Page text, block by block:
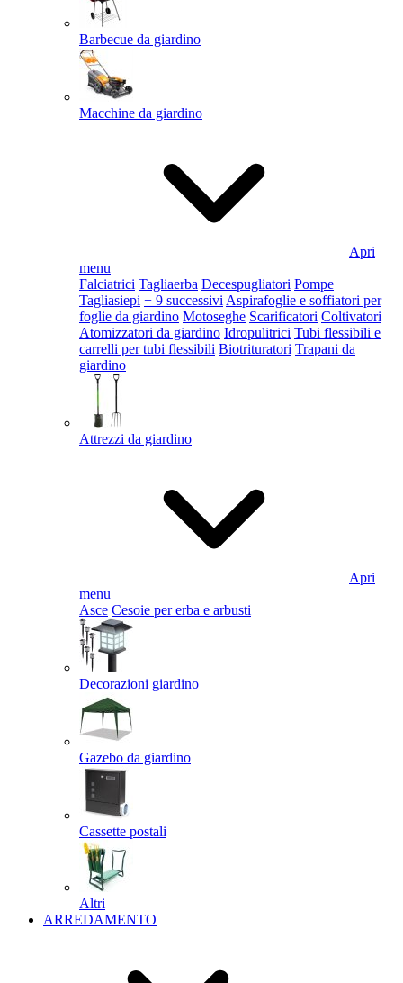
Barbecue da giardino
Macchine da giardino
Apri
menu
Falciatrici Tagliaerba Decespugliatori Pompe
Tagliasiepi + 9 successivi Aspirafoglie e soffiatori per
foglie da giardino Motoseghe Scarificatori Coltivatori
Atomizzatori da giardino Idropulitrici Tubi flessibili e
carrelli per tubi flessibili Biotrituratori Trapani da
giardino
Attrezzi da giardino
Apri
menu
Asce Cesoie per erba e arbusti
Decorazioni giardino
Gazebo da giardino
Cassette postali
Altri
ARREDAMENTO